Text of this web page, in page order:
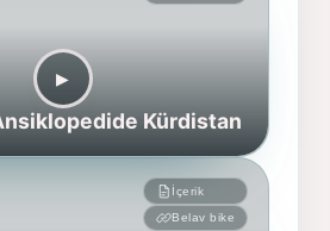
▶︎
Kürdistan
İçerik
Belav bike